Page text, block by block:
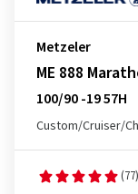
Metzeler
ME 888
100/90 -19 57H
Custom/Cruiser/
(77)